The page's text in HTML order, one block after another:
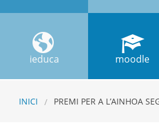
ieduca moodle
INICI PREMI PER A L’AINHOA